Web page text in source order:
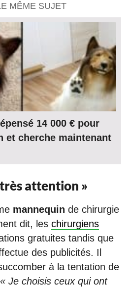
MÊME SUJET
14 000 € pour
et cherche maintenant
attention »
mannequin de chirurgie
dit, les chirurgiens
gratuites tandis que
des publicités. Il
à la tentation de
« Je choisis ceux qui ont